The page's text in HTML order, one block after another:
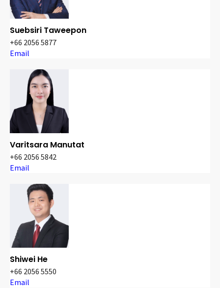
Suebsiri Taweepon
+66 2056 5877
Email
Varitsara Manutat
+66 2056 5842
Email
Shiwei He
+66 2056 5550
Email